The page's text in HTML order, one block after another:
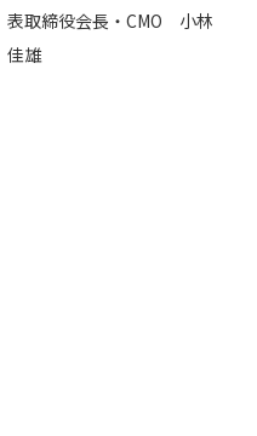
表取締役会長・CMO 小林
佳雄